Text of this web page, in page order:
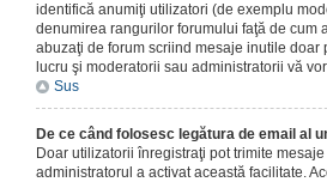
identifică anumiţi utilizatori (de exemplu
denumirea rangurilor forumului faţă de cum
abuzaţi de forum scriind mesaje inutile
lucru şi moderatorii sau administratorii vă
Sus
De ce când folosesc legătura de email al
Doar utilizatorii înregistraţi pot trimite
administratorul a activat această facilitate.